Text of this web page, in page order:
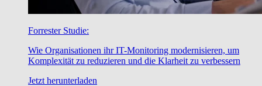
Forrester Studie:
Wie Organisationen ihr IT-Monitoring modernisieren, um
Komplexität zu reduzieren und die Klarheit zu verbessern
Jetzt herunterladen